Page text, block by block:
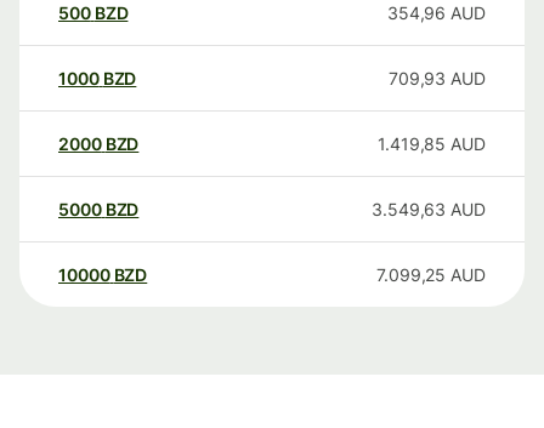
500 BZD 354,96 AUD
1000 BZD 709,93 AUD
2000 BZD 1.419,85 AUD
5000 BZD 3.549,63 AUD
10000 BZD 7.099,25 AUD